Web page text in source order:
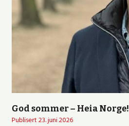
God sommer – Heia Norge!
Publisert23. juni 2026